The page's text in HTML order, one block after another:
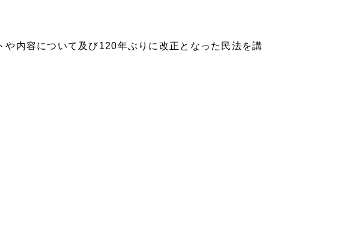
内容について及び120年ぶりに改正となった民法を講